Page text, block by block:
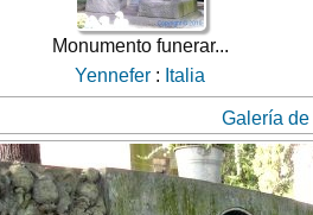
Monumento funerar...
Yennefer : Italia
Galería